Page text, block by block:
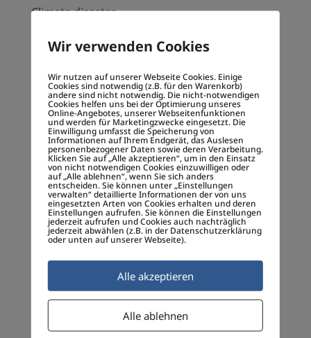
Climate disaster
Decentralized society
Dezentralen Gesellschaft
Digitale Empathie
Digitale Gesellschaft
Disruption
Dr. Charles Savage
Dr. Klaus Sailer
Erderwärmung
EUROPA
Wir verwenden Cookies
Wir nutzen auf unserer Webseite Cookies. Einige
Cookies sind notwendig (z.B. für den Warenkorb)
andere sind nicht notwendig. Die nicht-notwendigen
Cookies helfen uns bei der Optimierung unseres
Online-Angebotes, unserer Webseitenfunktionen
und werden für Marketingzwecke eingesetzt. Die
Einwilligung umfasst die Speicherung von
Informationen auf Ihrem Endgerät, das Auslesen
personenbezogener Daten sowie deren Verarbeitung.
Klicken Sie auf „Alle akzeptieren“, um in den Einsatz
von nicht notwendigen Cookies einzuwilligen oder
auf „Alle ablehnen“, wenn Sie sich anders
entscheiden. Sie können unter „Einstellungen
verwalten“ detaillierte Informationen der von uns
eingesetzten Arten von Cookies erhalten und deren
Einstellungen aufrufen. Sie können die Einstellungen
jederzeit aufrufen und Cookies auch nachträglich
jederzeit abwählen (z.B. in der Datenschutzerklärung
oder unten auf unserer Webseite).
Alle akzeptieren
Alle ablehnen